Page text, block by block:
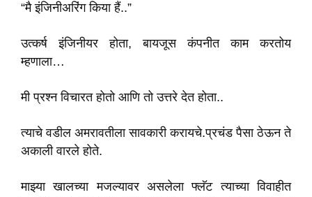
“मै इंजिनीअरिंग किया हैं..”
उत्कर्ष इंजिनीयर होता, बायजूस कंपनीत काम करतोय
म्हणाला…
मी प्रश्न विचारत होतो आणि तो उत्तरे देत होता..
त्याचे वडील अमरावतीला सावकारी करायचे.प्रचंड पैसा ठेऊन ते
अकाली वारले होते.
माझ्या खालच्या मजल्यावर असलेला फ्लॅट त्याच्या विवाहीत